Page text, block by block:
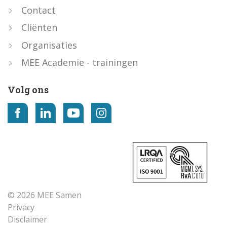
Contact
Cliënten
Organisaties
MEE Academie - trainingen
Volg ons
© 2026 MEE Samen
Privacy
Disclaimer